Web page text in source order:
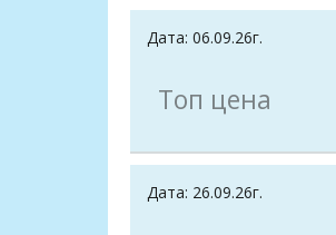
Дата: 06.09.26г.
Топ цена
Дата: 26.09.26г.